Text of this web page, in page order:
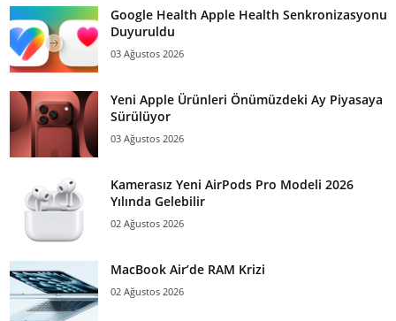
Google Health Apple Health Senkronizasyonu
Duyuruldu
03 Ağustos 2026
Yeni Apple Ürünleri Önümüzdeki Ay Piyasaya
Sürülüyor
03 Ağustos 2026
Kamerasız Yeni AirPods Pro Modeli 2026
Yılında Gelebilir
02 Ağustos 2026
MacBook Air’de RAM Krizi
02 Ağustos 2026